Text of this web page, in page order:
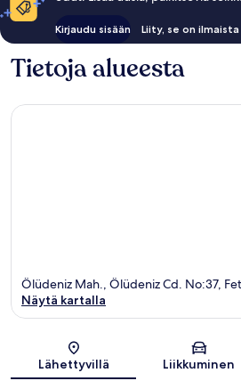
Kirjaudu sisään Liity, se on ilmaista
Tietoja alueesta
Kartta
Ölüdeniz Mah., Ölüdeniz Cd. No:37,
Näytä kartalla
Lähettyvillä Liikkuminen